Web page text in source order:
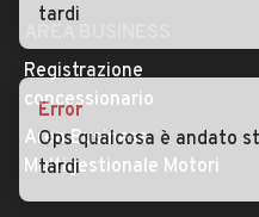
Registrazione
concessionario
Area Business
Multigestionale Motori
tardi
Error
Ops qualcosa è andato
tardi